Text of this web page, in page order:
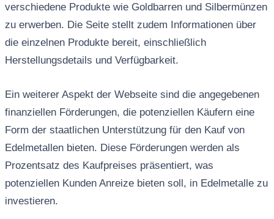
verschiedene Produkte wie Goldbarren und Silbermünzen
zu erwerben. Die Seite stellt zudem Informationen über
die einzelnen Produkte bereit, einschließlich
Herstellungsdetails und Verfügbarkeit.
Ein weiterer Aspekt der Webseite sind die angegebenen
finanziellen Förderungen, die potenziellen Käufern eine
Form der staatlichen Unterstützung für den Kauf von
Edelmetallen bieten. Diese Förderungen werden als
Prozentsatz des Kaufpreises präsentiert, was
potenziellen Kunden Anreize bieten soll, in Edelmetalle zu
investieren.